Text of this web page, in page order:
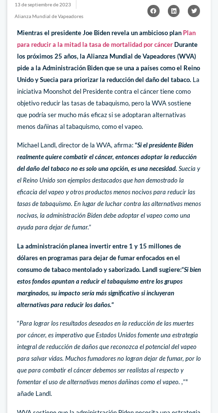
13 de septiembre de 2023
Alianza Mundial de Vapeadores
Mientras el presidente Joe Biden revela un ambicioso plan Plan
para reducir a la mitad la tasa de mortalidad por cáncer Durante
los próximos 25 años, la Alianza Mundial de Vapeadores (WVA)
pide a la Administración Biden que se una a países como el Reino
Unido y Suecia para priorizar la reducción del daño del tabaco. La
iniciativa Moonshot del Presidente contra el cáncer tiene como
objetivo reducir las tasas de tabaquismo, pero la WVA sostiene
que podría ser mucho más eficaz si se adoptaran alternativas
menos dañinas al tabaquismo, como el vapeo.
Michael Landl, director de la WVA, afirma:“Si el presidente Biden
realmente quiere combatir el cáncer, entonces adoptar la reducción
del daño del tabaco no es solo una opción, es una necesidad. Suecia y
el Reino Unido son ejemplos destacados que han demostrado la
eficacia del vapeo y otros productos menos nocivos para reducir las
tasas de tabaquismo. En lugar de luchar contra las alternativas menos
nocivas, la administración Biden debe adoptar el vapeo como una
ayuda para dejar de fumar.“
La administración planea invertir entre 1 y 15 millones de
dólares en programas para dejar de fumar enfocados en el
consumo de tabaco mentolado y saborizado. Landl sugiere:“Si bien
estos fondos apuntan a reducir el tabaquismo entre los grupos
marginados, su impacto sería más significativo si incluyeran
alternativas para reducir los daños.“
“Para lograr los resultados deseados en la reducción de las muertes
por cáncer, es imperativo que Estados Unidos fomente una estrategia
integral de reducción de daños que reconozca el potencial del vapeo
para salvar vidas. Muchos fumadores no logran dejar de fumar, por lo
que para combatir el cáncer debemos ser realistas al respecto y
fomentar el uso de alternativas menos dañinas como el vapeo. ,”"
añade Landl.